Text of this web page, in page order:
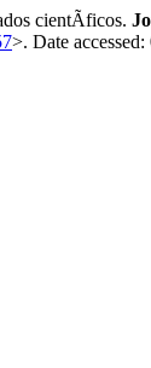
cientÃ­ficos.
>. Date